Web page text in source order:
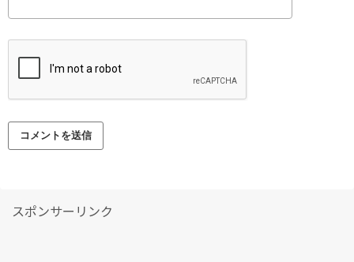
スポンサーリンク